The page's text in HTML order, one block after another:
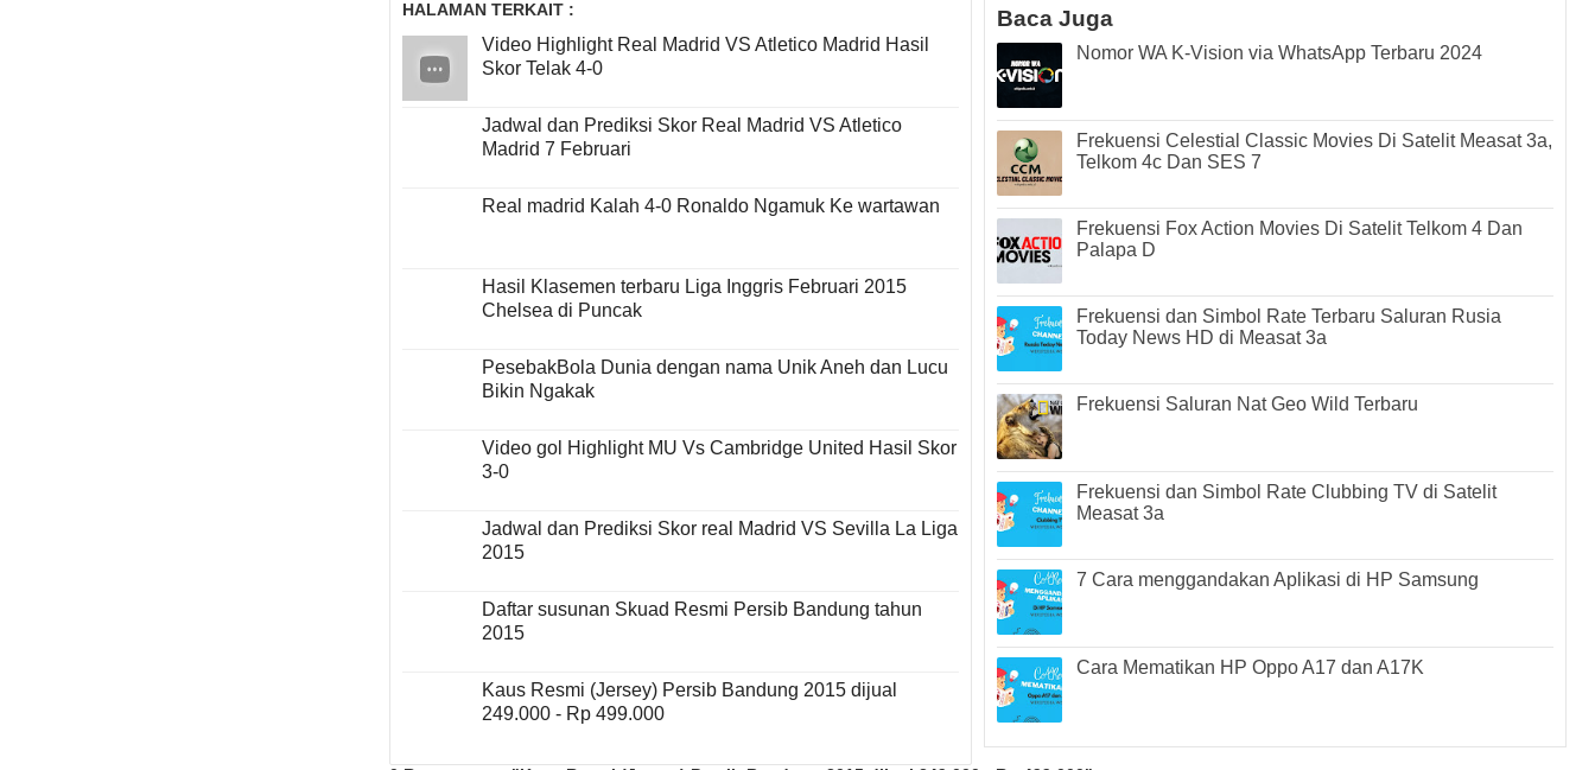
HALAMAN TERKAIT :
Video Highlight Real Madrid VS Atletico Madrid Hasil
Skor Telak 4-0
Jadwal dan Prediksi Skor Real Madrid VS Atletico
Madrid 7 Februari
Real madrid Kalah 4-0 Ronaldo Ngamuk Ke wartawan
Hasil Klasemen terbaru Liga Inggris Februari 2015
Chelsea di Puncak
PesebakBola Dunia dengan nama Unik Aneh dan Lucu
Bikin Ngakak
Video gol Highlight MU Vs Cambridge United Hasil Skor
3-0
Jadwal dan Prediksi Skor real Madrid VS Sevilla La Liga
2015
Daftar susunan Skuad Resmi Persib Bandung tahun
2015
Kaus Resmi (Jersey) Persib Bandung 2015 dijual
249.000 - Rp 499.000
Baca Juga
Nomor WA K-Vision via WhatsApp Terbaru 2024
Frekuensi Celestial Classic Movies Di Satelit Measat 3a,
Telkom 4c Dan SES 7
Frekuensi Fox Action Movies Di Satelit Telkom 4 Dan
Palapa D
Frekuensi dan Simbol Rate Terbaru Saluran Rusia
Today News HD di Measat 3a
Frekuensi Saluran Nat Geo Wild Terbaru
Frekuensi dan Simbol Rate Clubbing TV di Satelit
Measat 3a
7 Cara menggandakan Aplikasi di HP Samsung
Cara Mematikan HP Oppo A17 dan A17K